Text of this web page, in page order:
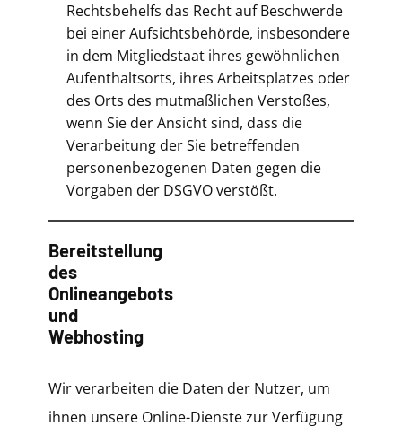
Rechtsbehelfs das Recht auf Beschwerde
bei einer Aufsichtsbehörde, insbesondere
in dem Mitgliedstaat ihres gewöhnlichen
Aufenthaltsorts, ihres Arbeitsplatzes oder
des Orts des mutmaßlichen Verstoßes,
wenn Sie der Ansicht sind, dass die
Verarbeitung der Sie betreffenden
personenbezogenen Daten gegen die
Vorgaben der DSGVO verstößt.
Bereitstellung
des
Onlineangebots
und
Webhosting
Wir verarbeiten die Daten der Nutzer, um
ihnen unsere Online-Dienste zur Verfügung